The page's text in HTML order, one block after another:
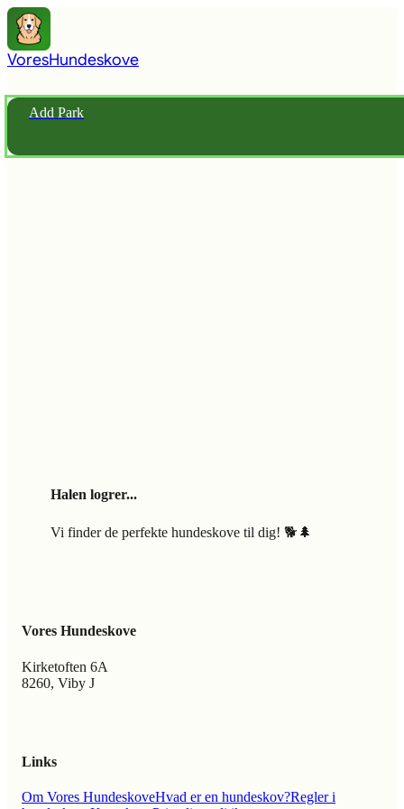
VoresHundeskove
Add Park
Halen logrer...
Vi finder de perfekte hundeskove til dig! 🐕🌲
Vores Hundeskove
Kirketoften 6A
8260, Viby J
Links
Om Vores HundeskoveHvad er en hundeskov?Regler i